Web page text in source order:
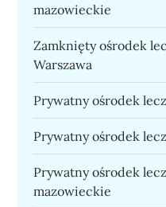
mazowieckie
Zamknięty ośrodek
Warszawa
Prywatny ośrodek
Prywatny ośrodek
Prywatny ośrodek
mazowieckie